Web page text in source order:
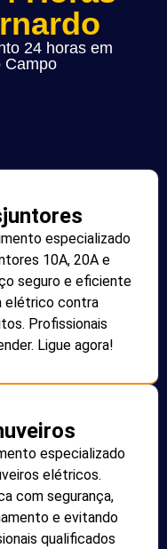
24 horas em
Campo
especializado
10A, 20A e
seguro e eficiente
elétrico contra
Profissionais
Ligue agora!
especializado
elétricos.
com segurança,
e evitando
qualificados